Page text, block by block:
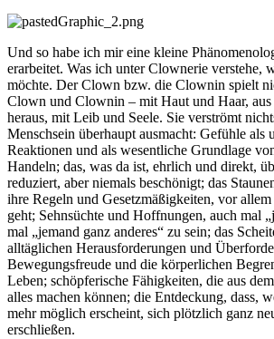
Und so habe ich mir eine kleine
erarbeitet. Was ich unter Clownerie verstehe,
möchte. Der Clown bzw. die Clownin spielt
Clown und Clownin – mit Haut und Haar, aus
heraus, mit Leib und Seele. Sie verströmt
Menschsein überhaupt ausmacht: Gefühle als
Reaktionen und als wesentliche Grundlage
Handeln; das, was da ist, ehrlich und direkt,
reduziert, aber niemals beschönigt; das
ihre Regeln und Gesetzmäßigkeiten, vor
geht; Sehnsüchte und Hoffnungen, auch mal
mal „jemand ganz anderes“ zu sein; das
alltäglichen Herausforderungen und
Bewegungsfreude und die körperlichen
Leben; schöpferische Fähigkeiten, die aus
alles machen können; die Entdeckung, dass,
mehr möglich erscheint, sich plötzlich ganz
erschließen.